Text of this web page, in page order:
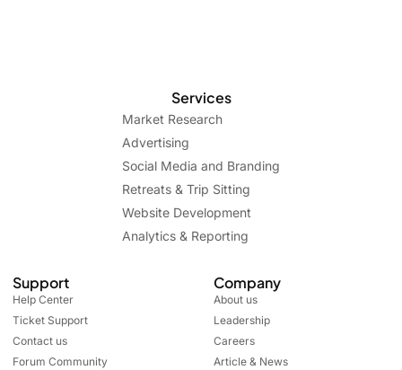
Services
Market Research
Advertising
Social Media and Branding
Retreats & Trip Sitting
Website Development
Analytics & Reporting
Support
Help Center
Ticket Support
Contact us
Forum Community
Company
About us
Leadership
Careers
Article & News